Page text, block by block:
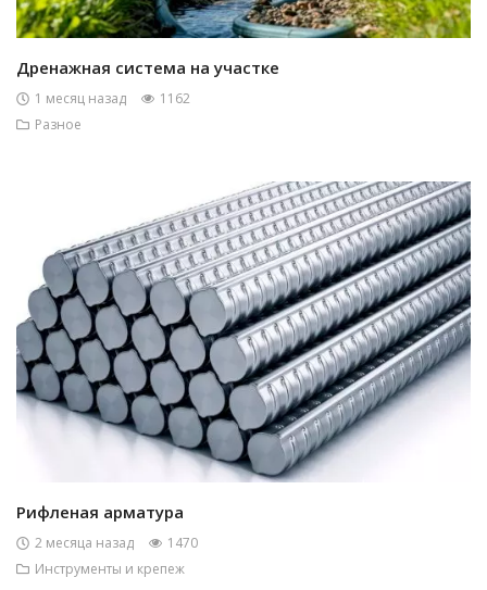
Дренажная система на участке
1 месяц назад
1162
Разное
Рифленая арматура
2 месяца назад
1470
Инструменты и крепеж